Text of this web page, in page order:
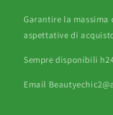
Garantire la
aspettative di
Sempre disponibili
Email